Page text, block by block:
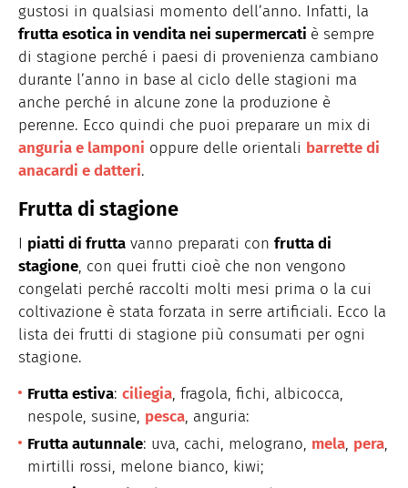
gustosi in qualsiasi momento dell’anno. Infatti, la
frutta esotica in vendita nei supermercati è sempre
di stagione perché i paesi di provenienza cambiano
durante l’anno in base al ciclo delle stagioni ma
anche perché in alcune zone la produzione è
perenne. Ecco quindi che puoi preparare un mix di
anguria e lamponi oppure delle orientali barrette di
anacardi e datteri.
Frutta di stagione
I piatti di frutta vanno preparati con frutta di
stagione, con quei frutti cioè che non vengono
congelati perché raccolti molti mesi prima o la cui
coltivazione è stata forzata in serre artificiali. Ecco la
lista dei frutti di stagione più consumati per ogni
stagione.
Frutta estiva: ciliegia, fragola, fichi, albicocca,
nespole, susine, pesca, anguria:
Frutta autunnale: uva, cachi, melograno, mela, pera,
mirtilli rossi, melone bianco, kiwi;